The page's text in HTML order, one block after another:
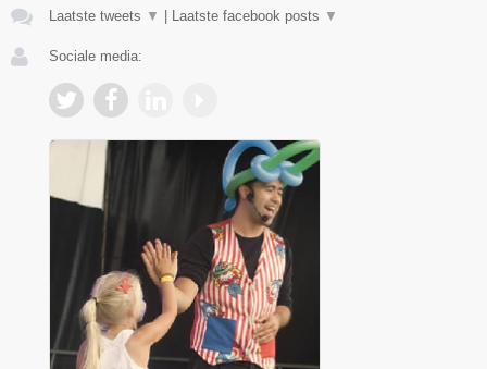
Laatste tweets ▼ Laatste facebook posts ▼
Sociale media: